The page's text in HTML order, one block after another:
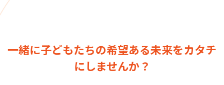
一緒に子どもたちの希望ある未来をカタチ
にしませんか？